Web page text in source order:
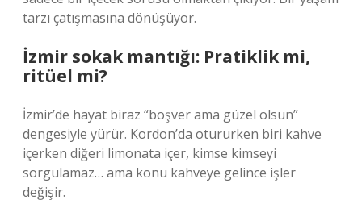
tarzı çatışmasına dönüşüyor.
İzmir sokak mantığı: Pratiklik mi,
ritüel mi?
İzmir’de hayat biraz “boşver ama güzel olsun”
dengesiyle yürür. Kordon’da otururken biri kahve
içerken diğeri limonata içer, kimse kimseyi
sorgulamaz… ama konu kahveye gelince işler
değişir.